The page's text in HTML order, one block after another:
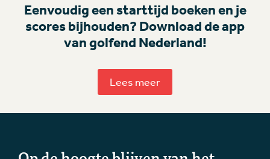
Eenvoudig een starttijd boeken en je
scores bijhouden? Download de app
van golfend Nederland!
Lees meer